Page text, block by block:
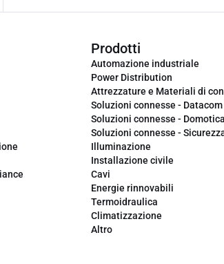
Prodotti
Automazione industriale
Power Distribution
Attrezzature e Materiali di
Soluzioni connesse - Datacom
Soluzioni connesse - Domotica
Soluzioni connesse -
Illuminazione
Installazione civile
Cavi
Energie rinnovabili
Termoidraulica
Climatizzazione
Altro